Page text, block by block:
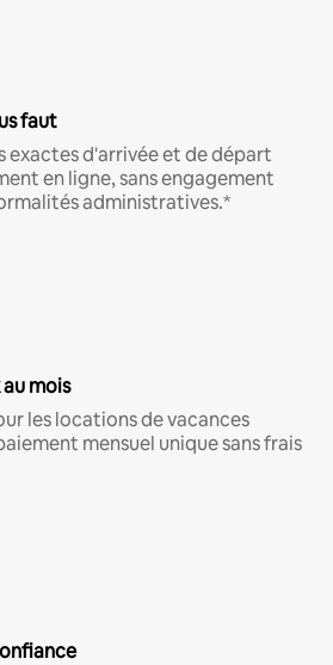
faut
exactes d'arrivée et de départ
en ligne, sans engagement
administratives.*
mois
les locations de vacances
mensuel unique sans frais